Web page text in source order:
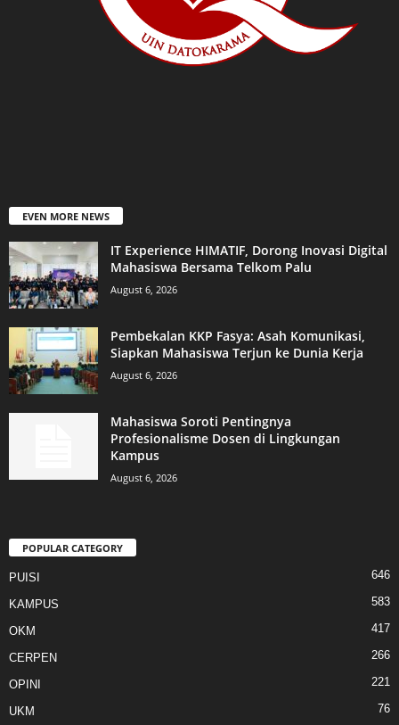
EVEN MORE NEWS
IT Experience HIMATIF, Dorong Inovasi Digital
Mahasiswa Bersama Telkom Palu
August 6, 2026
Pembekalan KKP Fasya: Asah Komunikasi,
Siapkan Mahasiswa Terjun ke Dunia Kerja
August 6, 2026
Mahasiswa Soroti Pentingnya
Profesionalisme Dosen di Lingkungan
Kampus
August 6, 2026
POPULAR CATEGORY
PUISI 646
KAMPUS 583
OKM 417
CERPEN 266
OPINI 221
UKM 76